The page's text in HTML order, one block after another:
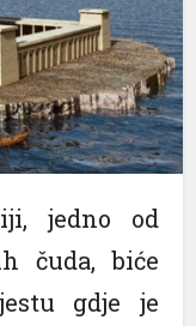
jedno od
čuda, biće
gdje je